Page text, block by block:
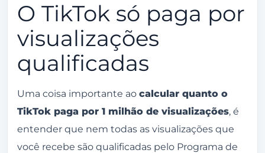
O TikTok só paga por
visualizações
qualificadas
Uma coisa importante ao calcular quanto o
TikTok paga por 1 milhão de visualizações, é
entender que nem todas as visualizações que
você recebe são qualificadas pelo Programa de